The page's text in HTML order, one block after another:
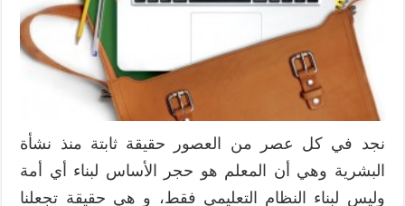
نجد في كل عصر من العصور حقيقة ثابتة منذ نشأة
البشرية وهي أن المعلم هو حجر الأساس لبناء أي أمة
وليس لبناء النظام التعليمي فقط، و هي حقيقة تجعلنا